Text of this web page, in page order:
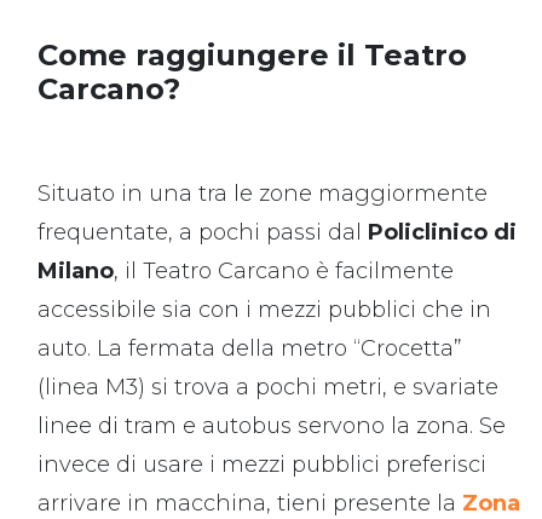
Come raggiungere il Teatro
Carcano?
Situato in una tra le zone maggiormente
frequentate, a pochi passi dal Policlinico di
Milano, il Teatro Carcano è facilmente
accessibile sia con i mezzi pubblici che in
auto. La fermata della metro “Crocetta”
(linea M3) si trova a pochi metri, e svariate
linee di tram e autobus servono la zona. Se
invece di usare i mezzi pubblici preferisci
arrivare in macchina, tieni presente la Zona